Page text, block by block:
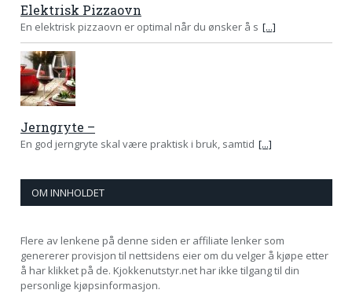
Elektrisk Pizzaovn
En elektrisk pizzaovn er optimal når du ønsker å s [...]
Jerngryte –
En god jerngryte skal være praktisk i bruk, samtid [...]
OM INNHOLDET
Flere av lenkene på denne siden er affiliate lenker som
genererer provisjon til nettsidens eier om du velger å kjøpe etter
å har klikket på de. Kjokkenutstyr.net har ikke tilgang til din
personlige kjøpsinformasjon.